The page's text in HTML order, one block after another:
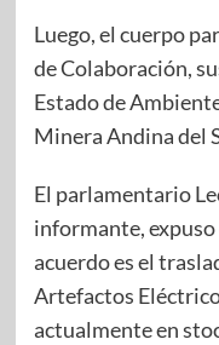
Luego, el cuerpo
de Colaboración,
Estado de
Minera Andina del
El parlamentario
informante,
acuerdo es el
Artefactos
actualmente en